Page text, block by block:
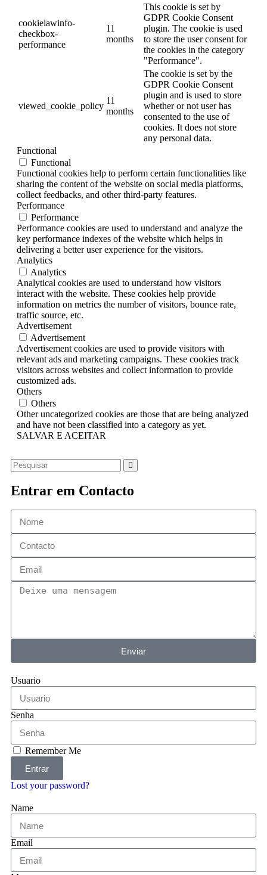
cookielawinfo-
checkbox-
performance
11
months
This cookie is set by
GDPR Cookie Consent
plugin. The cookie is used
to store the user consent for
the cookies in the category
"Performance".
viewed_cookie_policy
11
months
The cookie is set by the
GDPR Cookie Consent
plugin and is used to store
whether or not user has
consented to the use of
cookies. It does not store
any personal data.
Functional
Functional
Functional cookies help to perform certain functionalities like
sharing the content of the website on social media platforms,
collect feedbacks, and other third-party features.
Performance
Performance
Performance cookies are used to understand and analyze the
key performance indexes of the website which helps in
delivering a better user experience for the visitors.
Analytics
Analytics
Analytical cookies are used to understand how visitors
interact with the website. These cookies help provide
information on metrics the number of visitors, bounce rate,
traffic source, etc.
Advertisement
Advertisement
Advertisement cookies are used to provide visitors with
relevant ads and marketing campaigns. These cookies track
visitors across websites and collect information to provide
customized ads.
Others
Others
Other uncategorized cookies are those that are being analyzed
and have not been classified into a category as yet.
SALVAR E ACEITAR
Entrar em Contacto
Enviar
Usuario
Senha
Remember Me
Entrar
Lost your password?
Name
Email